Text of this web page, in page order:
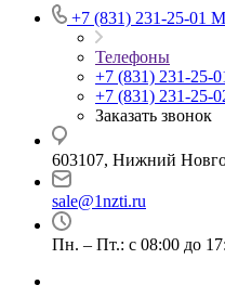
+7 (831) 231-25-01
Телефоны
+7 (831) 231-25-
+7 (831) 231-25-
Заказать звонок
603107, Нижний
sale@1nzti.ru
Пн. – Пт.: с 08:00 до